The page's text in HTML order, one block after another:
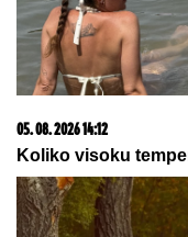
05. 08. 2026 14:12
Koliko visoku